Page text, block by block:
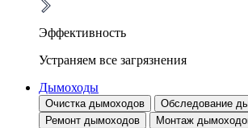
Эффективность
Устраняем все загрязнения
Дымоходы
Очистка дымоходов
Обследование
Ремонт дымоходов
Монтаж